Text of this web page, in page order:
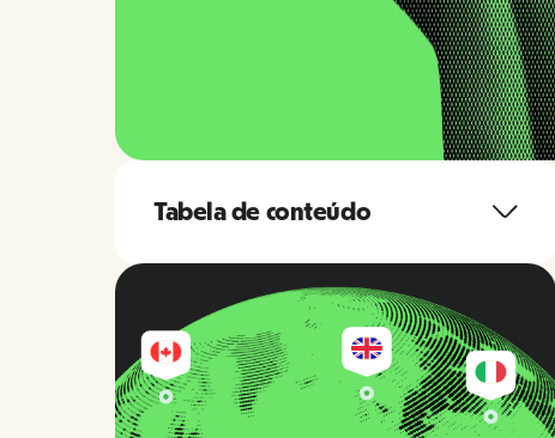
Tabela de conteúdo